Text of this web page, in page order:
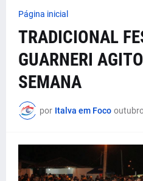
Página inicial
TRADICIONAL
GUARNERI
SEMANA
por Italva em Foco